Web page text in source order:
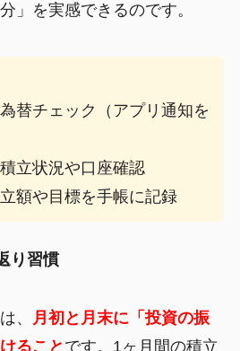
」を実感できるのです。
替チェック（アプリ通知を
立状況や口座確認
額や目標を手帳に記録
り習慣
、
月初と月末に「投資の振
ること です。1ヶ月間の積立